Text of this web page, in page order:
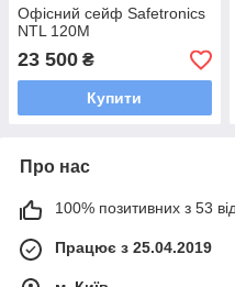
Офісний сейф Safetronics
NTL 120M
23 500 ₴
Купити
Про нас
100% позитивних з 53
Працює з 25.04.2019